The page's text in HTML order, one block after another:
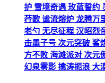
护 雪境奇遇 玫蓝誓约
荇歌 谧流熔炉 龙腾万
老勺 无尽征程 汉昭烈
击墨子号 次元突破 鲨
方不败 海滩派对 次元
幻泉雾影 擒涛扼浪 大